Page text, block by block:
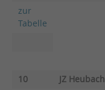
zur
Tabelle
10 JZ Heubach